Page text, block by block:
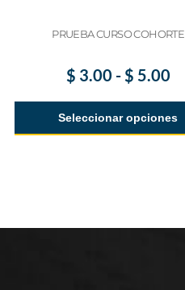
PRUEBA CURSO COHORTE
$ 3.00 - $ 5.00
Seleccionar opciones